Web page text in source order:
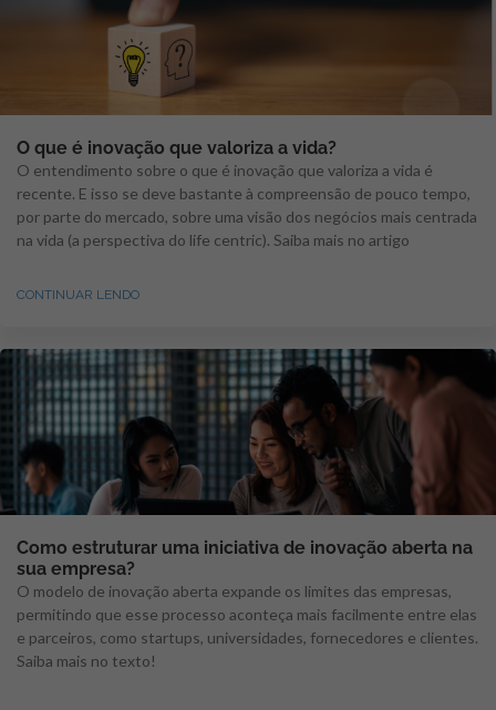
O que é inovação que valoriza a vida?
O entendimento sobre o que é inovação que valoriza a vida é
recente. E isso se deve bastante à compreensão de pouco tempo,
por parte do mercado, sobre uma visão dos negócios mais centrada
na vida (a perspectiva do life centric). Saiba mais no artigo
CONTINUAR LENDO
Como estruturar uma iniciativa de inovação aberta na
sua empresa?
O modelo de inovação aberta expande os limites das empresas,
permitindo que esse processo aconteça mais facilmente entre elas
e parceiros, como startups, universidades, fornecedores e clientes.
Saiba mais no texto!